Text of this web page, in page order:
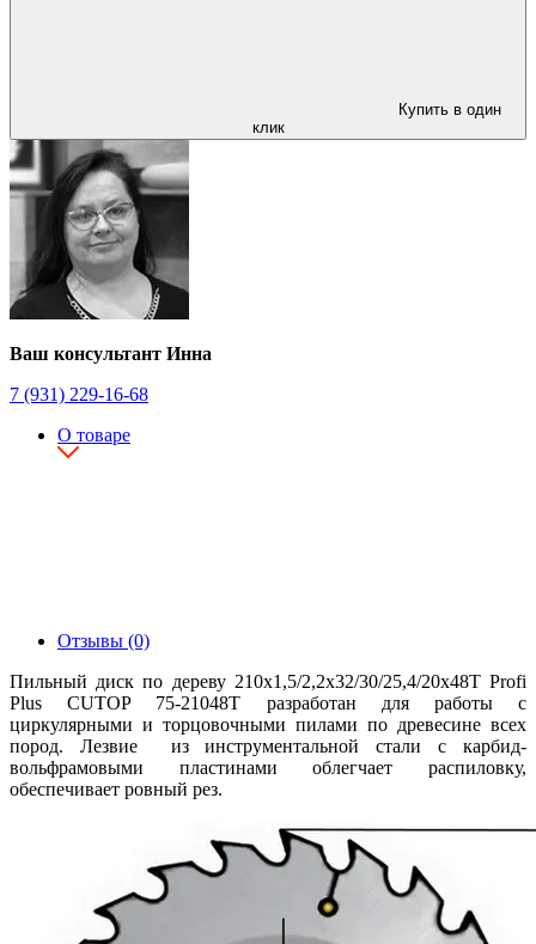
Купить в один
клик
Ваш консультант Инна
7 (931) 229-16-68
О товаре
Отзывы (0)
Пильный диск по дереву 210x1,5/2,2х32/30/25,4/20х48Т Profi
Plus CUTOP 75-21048Т разработан для работы с
циркулярными и торцовочными пилами по древесине всех
пород. Лезвие из инструментальной стали с карбид-
вольфрамовыми пластинами облегчает распиловку,
обеспечивает ровный рез.